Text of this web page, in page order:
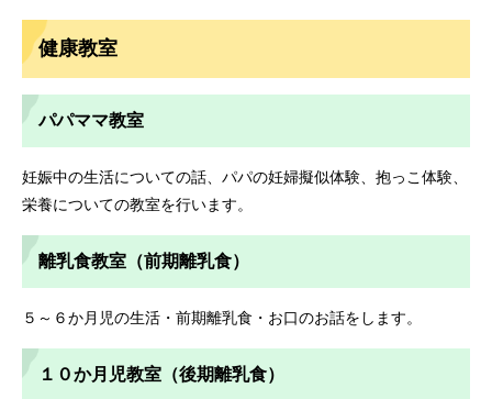
健康教室
パパママ教室
妊娠中の生活についての話、パパの妊婦擬似体験、抱っこ体験、
栄養についての教室を行います。
離乳食教室（前期離乳食）
５～６か月児の生活・前期離乳食・お口のお話をします。
１０か月児教室（後期離乳食）